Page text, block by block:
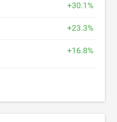
+30.1%
+23.3%
+16.8%